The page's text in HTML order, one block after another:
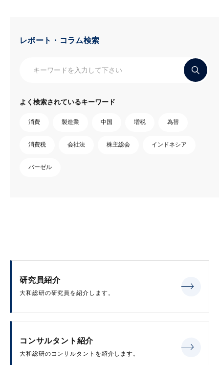
レポート・コラム検索
よく検索されているキーワード
消費 製造業 中国 増税 為替
消費税 会社法 株主総会 インドネシア
バーゼル
研究員紹介
大和総研の研究員を紹介します。
コンサルタント紹介
大和総研のコンサルタントを紹介します。